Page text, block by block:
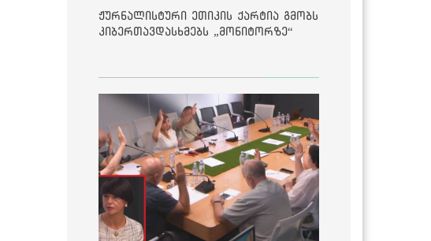
ჟურნალისტური ეთიკის ქარტია გმობს
კიბერთავდასხმებს „მონიტორზე“